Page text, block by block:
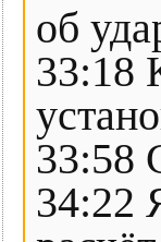
об
33:18
33:58
34:22